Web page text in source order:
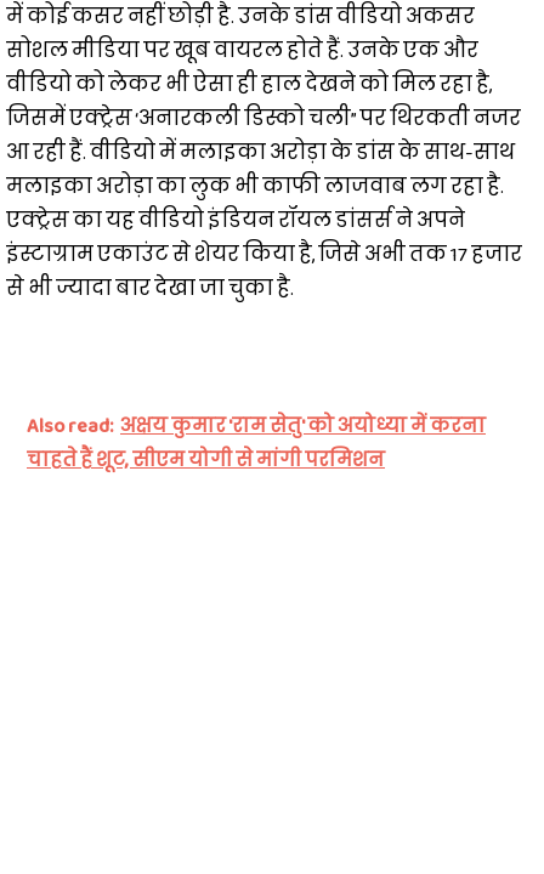
में कोई कसर नहीं छोड़ी है. उनके डांस वीडियो अकसर
सोशल मीडिया पर खूब वायरल होते हैं. उनके एक और
वीडियो को लेकर भी ऐसा ही हाल देखने को मिल रहा है,
जिसमें एक्ट्रेस ‘अनारकली डिस्को चली” पर थिरकती नजर
आ रही हैं. वीडियो में मलाइका अरोड़ा के डांस के साथ-साथ
मलाइका अरोड़ा का लुक भी काफी लाजवाब लग रहा है.
एक्ट्रेस का यह वीडियो इंडियन रॉयल डांसर्स ने अपने
इंस्टाग्राम एकाउंट से शेयर किया है, जिसे अभी तक 17 हजार
से भी ज्यादा बार देखा जा चुका है.
Also read: अक्षय कुमार 'राम सेतु' को अयोध्या में करना
चाहते हैं शूट, सीएम योगी से मांगी परमिशन